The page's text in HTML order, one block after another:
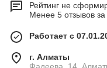
Рейтинг не
Менее 5 отзывов
Работает с
г. Алматы